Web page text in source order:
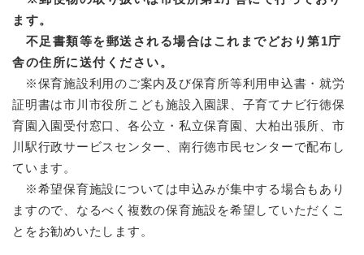
ます。
不足書類等を郵送される場合はこれまでどおり第1庁
舎の住所に送付ください。
※保育施設利用のご案内及び保育所等利用申込書・就労
証明書は市川市役所こども施設入園課、子育てナビ行徳保
育園入園受付窓口、各公立・私立保育園、大柏出張所、市
川駅行政サービスセンター、南行徳市民センターで配布し
ています。
※希望保育施設については申込みが集中する場合もあり
ますので、なるべく複数の保育施設を希望していただくこ
とをお勧めいたします。